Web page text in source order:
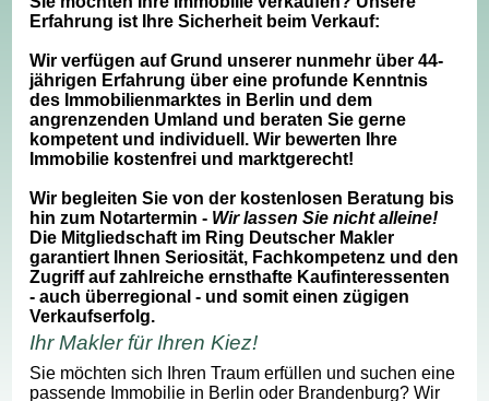
Erfahrung ist Ihre Sicherheit beim Verkauf:
Wir verfügen auf Grund unserer nunmehr über 44-
jährigen Erfahrung über eine profunde Kenntnis
des Immobilienmarktes in Berlin und dem
angrenzenden Umland und beraten Sie gerne
kompetent und individuell. Wir bewerten Ihre
Immobilie kostenfrei und marktgerecht!
Wir begleiten Sie von der kostenlosen Beratung bis
hin zum Notartermin - Wir lassen Sie nicht alleine!
Die Mitgliedschaft im Ring Deutscher Makler
garantiert Ihnen Seriosität, Fachkompetenz und den
Zugriff auf zahlreiche ernsthafte Kaufinteressenten
- auch überregional - und somit einen zügigen
Verkaufserfolg.
Ihr Makler für Ihren Kiez!
Sie möchten sich Ihren Traum erfüllen und suchen eine
passende Immobilie in Berlin oder Brandenburg? Wir